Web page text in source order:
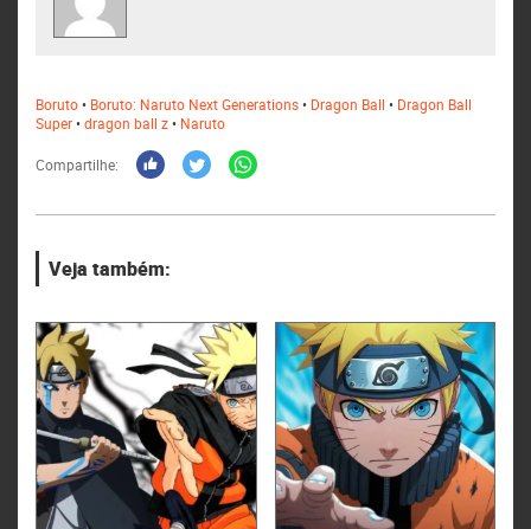
Boruto• Boruto: Naruto Next Generations• Dragon Ball • Dragon Ball
Super•dragon ball z• Naruto
Compartilhe:
Veja também: